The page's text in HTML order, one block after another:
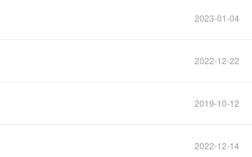
2023-01-04
2022-12-22
2019-10-12
2022-12-14